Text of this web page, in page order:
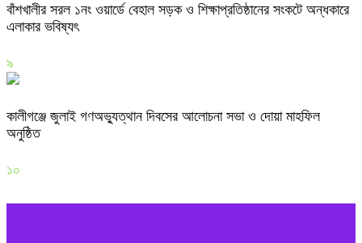
বাঁশখালীর সরল ১নং ওয়ার্ডে বেহাল সড়ক ও শিক্ষাপ্রতিষ্ঠানের সংকটে অন্ধকারে
এলাকার ভবিষ্যৎ
৯
কালীগঞ্জে জুলাই গণঅভ্যুত্থান দিবসের আলোচনা সভা ও দোয়া মাহফিল
অনুষ্ঠিত
১০